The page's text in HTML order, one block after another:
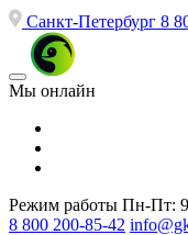
Санкт-Петербург 8
Мы онлайн
Режим работы Пн-Пт:
8 800 200-85-42